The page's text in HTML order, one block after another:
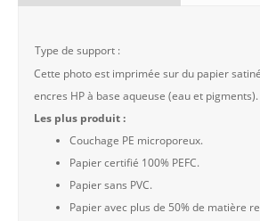
Type de support :
Cette photo est imprimée sur du papier
encres HP à base aqueuse (eau et pigments).
Les plus produit :
Couchage PE microporeux.
Papier certifié 100% PEFC.
Papier sans PVC.
Papier avec plus de 50% de matière